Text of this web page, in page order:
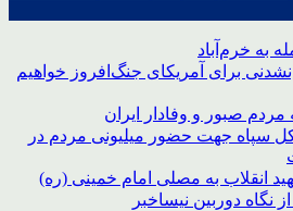
به خرم‌آباد
برای آمریکای جنگ‌افروز خواهیم
مردم صبور و وفادار ایران
کل سپاه جهت حضور میلیونی مردم در
انقلاب به مصلی امام خمینی (ره)
نگاه دوربین نیساخبر